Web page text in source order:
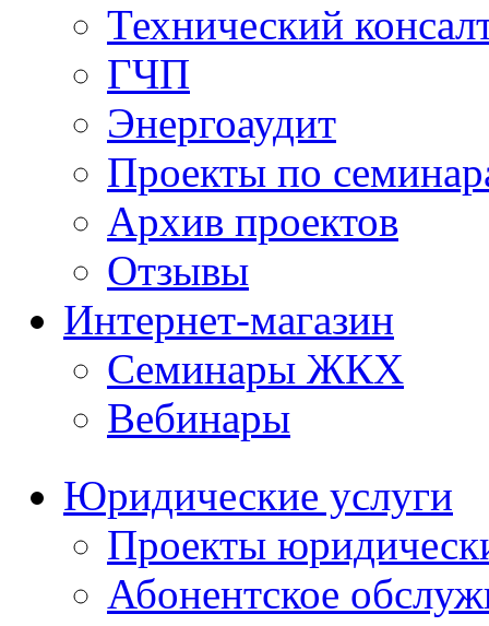
Технический
ГЧП
Энергоаудит
Проекты по
Архив проектов
Отзывы
Интернет-магазин
Семинары ЖКХ
Вебинары
Юридические услуги
Проекты
Абонентское